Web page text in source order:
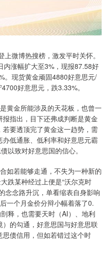
微博热搜榜，激发平时关怀。
内涨幅扩大至3%，现报87.58好
。现货黄金顽固4880好意思元/
好意思元，跌3.33%。
黄金所能涉及的天花板，也曾一
指出，目下还弗成判断是黄金
要透顶完了黄金这一趋势，需
低通胀、低利率和好意思元霸
以致对好意思国的信心。
如若能够走通，不失为一种新的
跌某种经过上便是“沃尔克时
念念路升沉，单看缩表自身影响
一个月金价分辩小幅着落了0.
释，也需要天时（AI）、地利
）的勾通，好意思国与好意思联
债信用，但如若错过这个时